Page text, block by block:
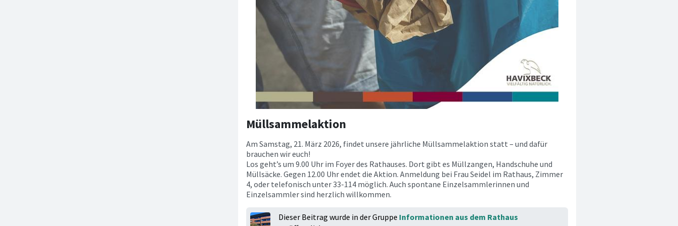
Müllsammelaktion
Am Samstag, 21. März 2026, findet unsere jährliche Müllsammelaktion statt – und dafür
brauchen wir euch!
Los geht’s um 9.00 Uhr im Foyer des Rathauses. Dort gibt es Müllzangen, Handschuhe und
Müllsäcke. Gegen 12.00 Uhr endet die Aktion. Anmeldung bei Frau Seidel im Rathaus, Zimmer
4, oder telefonisch unter 33-114 möglich. Auch spontane Einzelsammlerinnen und
Einzelsammler sind herzlich willkommen.
Dieser Beitrag wurde in der Gruppe Informationen aus dem Rathaus